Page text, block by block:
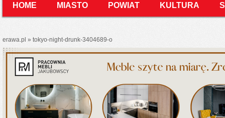
HOME MIASTO POWIAT KULTURA
erawa.pl » tokyo-night-drunk-3404689-o